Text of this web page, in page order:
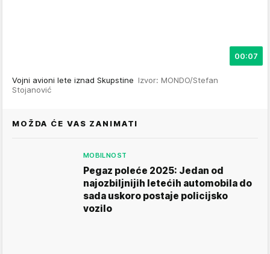
00:07
Vojni avioni lete iznad Skupstine Izvor: MONDO/Stefan
Stojanović
MOŽDA ĆE VAS ZANIMATI
MOBILNOST
Pegaz poleće 2025: Jedan od
najozbiljnijih letećih automobila do
sada uskoro postaje policijsko
vozilo